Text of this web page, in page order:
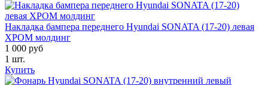
Накладка бампера переднего Hyundai SONATA (17-20) левая
ХРОМ молдинг
1 000 руб
1 шт.
Купить